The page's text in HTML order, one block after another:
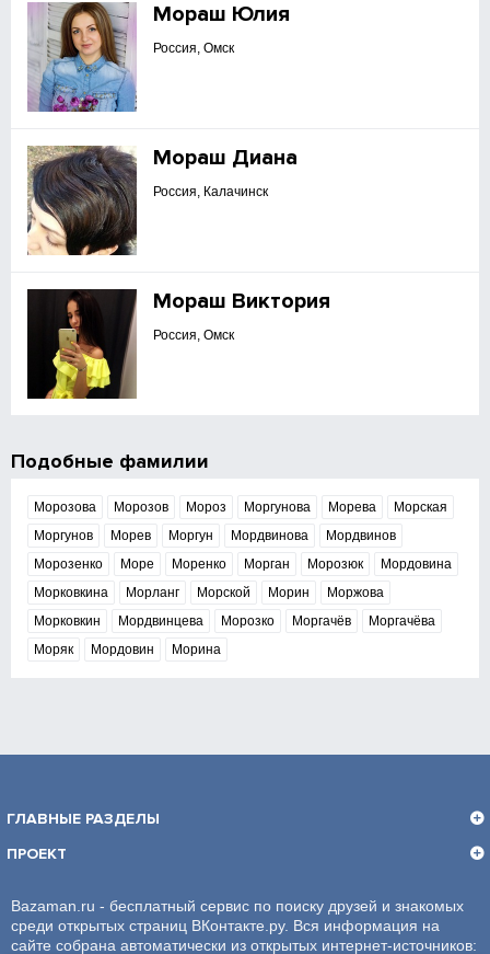
Мораш Юлия
Россия, Омск
Мораш Диана
Россия, Калачинск
Мораш Виктория
Россия, Омск
Подобные фамилии
Морозова Морозов Мороз Моргунова Морева
Морская
Моргунов
Морев Моргун Мордвинова
Мордвинов
Морозенко
Море Моренко Морган Морозюк
Мордовина
Морковкина
Морланг Морской Морин
Моржова
Морковкин
Мордвинцева Морозко Моргачёв
Моргачёва
Моряк
Мордовин Морина
ГЛАВНЫЕ РАЗДЕЛЫ
ПРОЕКТ
Bazaman.ru - бесплатный сервис по поиску друзей и знакомых
среди открытых страниц ВКонтакте.ру. Вся информация на
сайте собрана автоматически из открытых интернет-источников: